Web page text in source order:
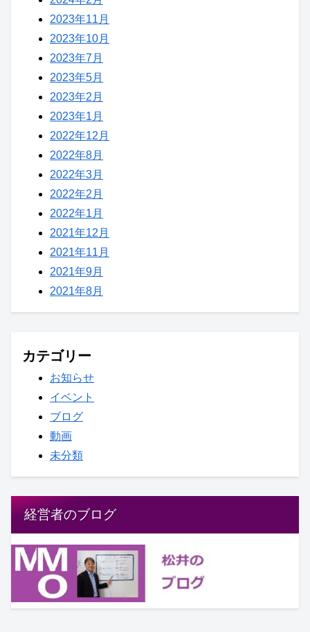
2023年11月
2023年10月
2023年7月
2023年5月
2023年2月
2023年1月
2022年12月
2022年8月
2022年3月
2022年2月
2022年1月
2021年12月
2021年11月
2021年9月
2021年8月
カテゴリー
お知らせ
イベント
ブログ
動画
未分類
経営者のブログ